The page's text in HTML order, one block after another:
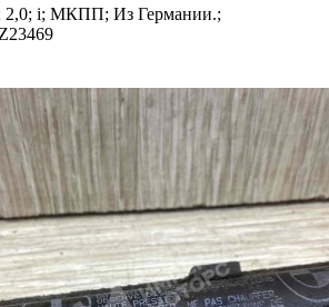
2,0; i; МКПП; Из Германии.;